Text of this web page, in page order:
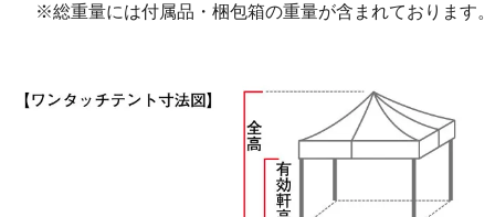
※総重量には付属品・梱包箱の重量が含まれております。